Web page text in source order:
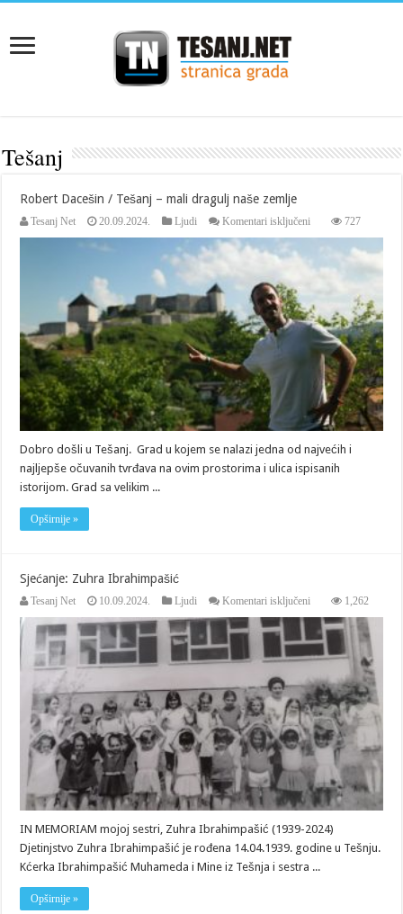
Tešanj
Robert Dacešin / Tešanj – mali dragulj naše zemlje
Tesanj Net 20.09.2024. Ljudi Komentari isključeni
mali
dragulj
naše
zemlje
727
Dobro došli u Tešanj. Grad u kojem se nalazi jedna od najvećih i
najljepše očuvanih tvrđava na ovim prostorima i ulica ispisanih
istorijom. Grad sa velikim ...
Opširnije »
Sjećanje: Zuhra Ibrahimpašić
Tesanj Net 10.09.2024. Ljudi Komentari isključeni
Zuhra
Ibrahimpašić
1,262
IN MEMORIAM mojoj sestri, Zuhra Ibrahimpašić (1939-2024)
Djetinjstvo Zuhra Ibrahimpašić je rođena 14.04.1939. godine u Tešnju.
Kćerka Ibrahimpašić Muhameda i Mine iz Tešnja i sestra ...
Opširnije »